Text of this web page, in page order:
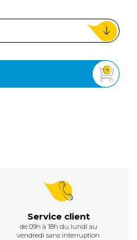
Service client
de 09h à 18h du lundi au
vendredi sans interruption